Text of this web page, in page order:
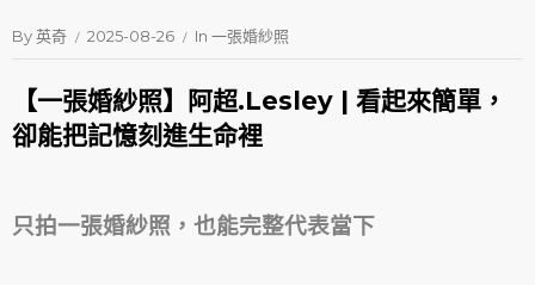
By英奇 2025-08-26 In 一張婚紗照
【一張婚紗照】阿超.Lesley | 看起來簡單，
卻能把記憶刻進生命裡
只拍一張婚紗照，也能完整代表當下